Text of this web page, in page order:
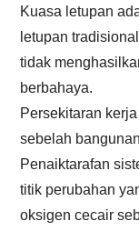
Kuasa letupan
letupan
tidak
berbahaya.
Persekitaran
sebelah
Penaiktarafan
titik perubahan
oksigen cecair